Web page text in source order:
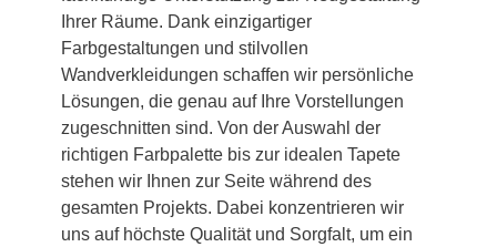
Ihrer Räume. Dank einzigartiger
Farbgestaltungen und stilvollen
Wandverkleidungen schaffen wir persönliche
Lösungen, die genau auf Ihre Vorstellungen
zugeschnitten sind. Von der Auswahl der
richtigen Farbpalette bis zur idealen Tapete
stehen wir Ihnen zur Seite während des
gesamten Projekts. Dabei konzentrieren wir
uns auf höchste Qualität und Sorgfalt, um ein